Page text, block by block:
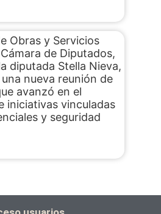
Obras y Servicios
de Diputados,
diputada Stella Nieva,
nueva reunión de
avanzó en el
iniciativas vinculadas
y seguridad